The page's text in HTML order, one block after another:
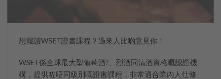
想報讀WSET證書課程？過來人比啲意見你！
WSET係全球最大型葡萄酒?、烈酒同清酒資格嘅認證機
構，提供咗唔同級別嘅證書課程，非常適合業內人仕修